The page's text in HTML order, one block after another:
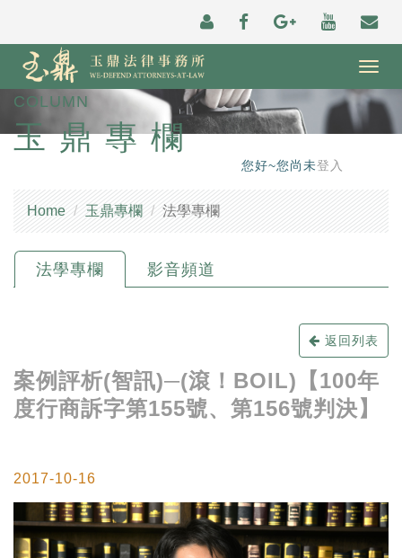
COLUMN
玉鼎專欄
您好~您尚未登入
Home 玉鼎專欄 法學專欄
法學專欄 影音頻道
返回列表
案例評析(智訊)─(滾！BOIL)【100年
度行商訴字第155號、第156號判決】
2017-10-16